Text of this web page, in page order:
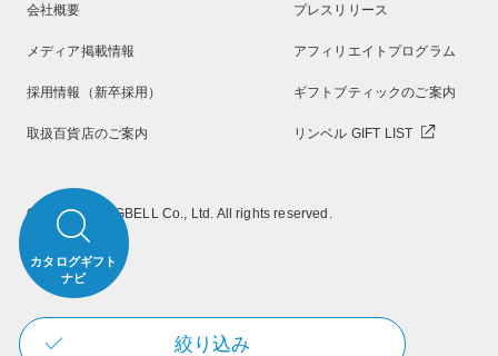
会社概要 プレスリリース
メディア掲載情報 アフィリエイトプログラム
採用情報（新卒採用） ギフトブティックのご案内
取扱百貨店のご案内 リンベル GIFT LIST
Copyright RINGBELL Co., Ltd. All rights reserved.
カタログギフト
ナビ
絞り込み